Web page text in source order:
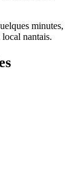
minutes,
nantais.